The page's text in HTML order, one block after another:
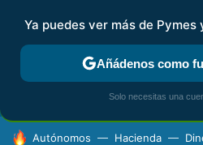
FISCALIDAD Y CONTABILIDAD
HOY SE HABLA DE
Autónomos Hacienda
Ya puedes ver más de Pymes
Añádenos como
Solo necesitas una